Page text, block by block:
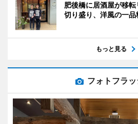
肥後橋に居酒屋が移
切り盛り、洋風の一
もっと見る
フォトフラ